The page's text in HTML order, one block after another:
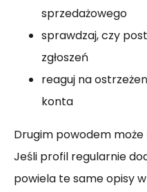
sprzedażowego
sprawdzaj, czy
zgłoszeń
reaguj na
konta
Drugim powodem
Jeśli profil regularnie
powiela te same opisy